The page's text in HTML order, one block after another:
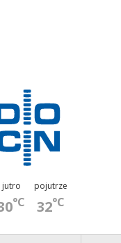
jutro
°C
pojutrze
32°C